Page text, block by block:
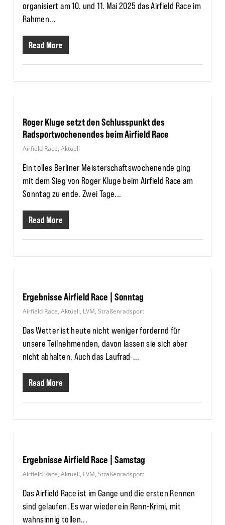
organisiert am 10. und 11. Mai 2025 das Airfield Race im
Rahmen...
Read More
Roger Kluge setzt den Schlusspunkt des
Radsportwochenendes beim Airfield Race
Airfield Race, Aktuell
Ein tolles Berliner Meisterschaftswochenende ging
mit dem Sieg von Roger Kluge beim Airfield Race am
Sonntag zu ende. Zwei Tage...
Read More
Ergebnisse Airfield Race | Sonntag
Airfield Race, Aktuell, LVM, Straßenradsport
Das Wetter ist heute nicht weniger fordernd für
unsere Teilnehmenden, davon lassen sie sich aber
nicht abhalten. Auch das Laufrad-...
Read More
Ergebnisse Airfield Race | Samstag
Airfield Race, Aktuell, LVM, Straßenradsport
Das Airfield Race ist im Gange und die ersten Rennen
sind gelaufen. Es war wieder ein Renn-Krimi, mit
wahnsinnig tollen...